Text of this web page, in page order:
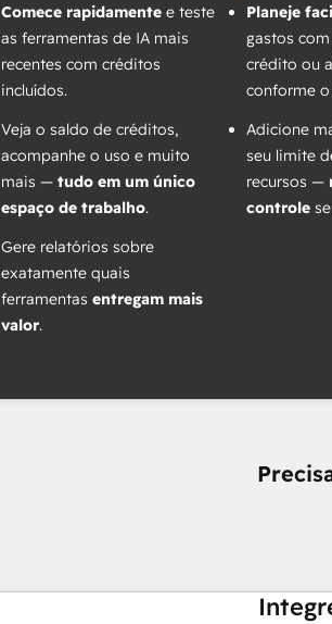
Comece rapidamente e teste
as ferramentas de IA mais
recentes com créditos
incluídos.
Veja o saldo de créditos,
acompanhe o uso e muito
mais — tudo em um único
espaço de trabalho.
Gere relatórios sobre
exatamente quais
ferramentas entregam mais
valor.
Planeje
gastos
crédito ou
conforme o
Adicione
seu limite
recursos —
controle